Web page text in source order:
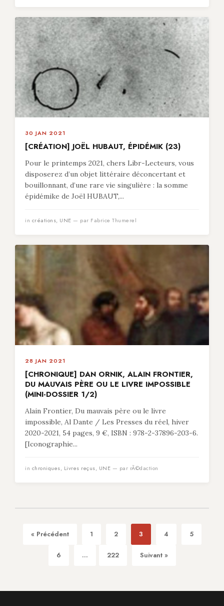
30 JAN 2021
[CRÉATION] JOËL HUBAUT, ÉPIDÉMIK (23)
Pour le printemps 2021, chers Libr-Lecteurs, vous
disposerez d’un objet littéraire déconcertant et
bouillonnant, d’une rare vie singulière : la somme
épidémike de Joël HUBAUT,...
in créations, UNE — par Fabrice Thumerel
28 JAN 2021
[CHRONIQUE] DAN ORNIK, ALAIN FRONTIER,
DU MAUVAIS PÈRE OU LE LIVRE IMPOSSIBLE
(MINI-DOSSIER 1/2)
Alain Frontier, Du mauvais père ou le livre
impossible, Al Dante / Les Presses du réel, hiver
2020-2021, 54 pages, 9 €, ISBN : 978-2-37896-203-6.
[Iconographie...
in chroniques, Livres reçus, UNE — par rÃ©daction
« Précédent 1 2 3 4 5
6 ... 222 Suivant »